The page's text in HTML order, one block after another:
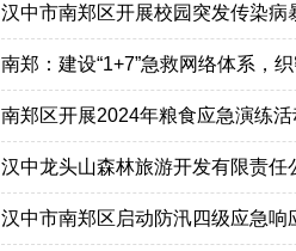
汉中市南郑区开展校园突发传染病
南郑：建设“1+7”急救网络体系，
南郑区开展2024年粮食应急演练活
汉中龙头山森林旅游开发有限责任
汉中市南郑区启动防汛四级应急响